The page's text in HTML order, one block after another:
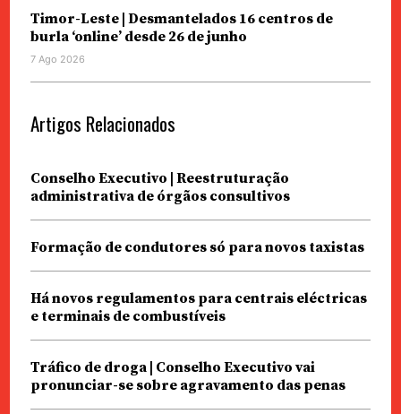
Timor-Leste | Desmantelados 16 centros de
burla ‘online’ desde 26 de junho
7 Ago 2026
Artigos Relacionados
Conselho Executivo | Reestruturação
administrativa de órgãos consultivos
Formação de condutores só para novos taxistas
Há novos regulamentos para centrais eléctricas
e terminais de combustíveis
Tráfico de droga | Conselho Executivo vai
pronunciar-se sobre agravamento das penas